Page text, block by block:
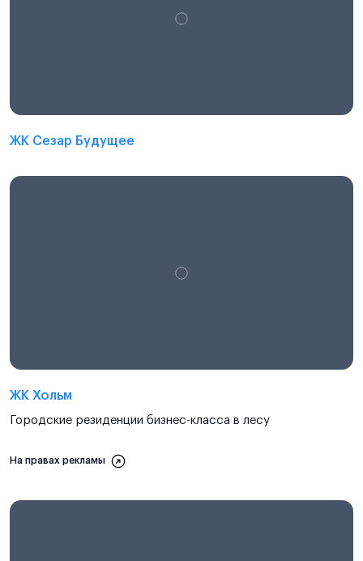
ЖК Сезар Будущее
ЖК Хольм
Городские резиденции бизнес-класса в лесу
На правах рекламы